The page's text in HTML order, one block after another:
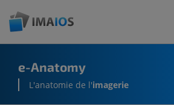
e-Anatomy
L'anatomie de l'imagerie